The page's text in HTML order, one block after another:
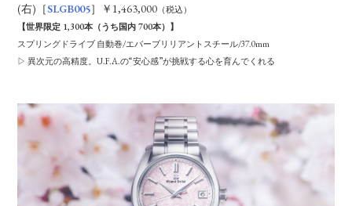
(右)［SLGB005］￥1,463,000 （税込）
【世界限定 1,300本（うち国内 700本）】
スプリングドライブ 自動巻/エバーブリリアントスチール/37.0mm
▷ 異次元の高精度。U.F.A.の“安心感”が挑戦する心を育んでくれる